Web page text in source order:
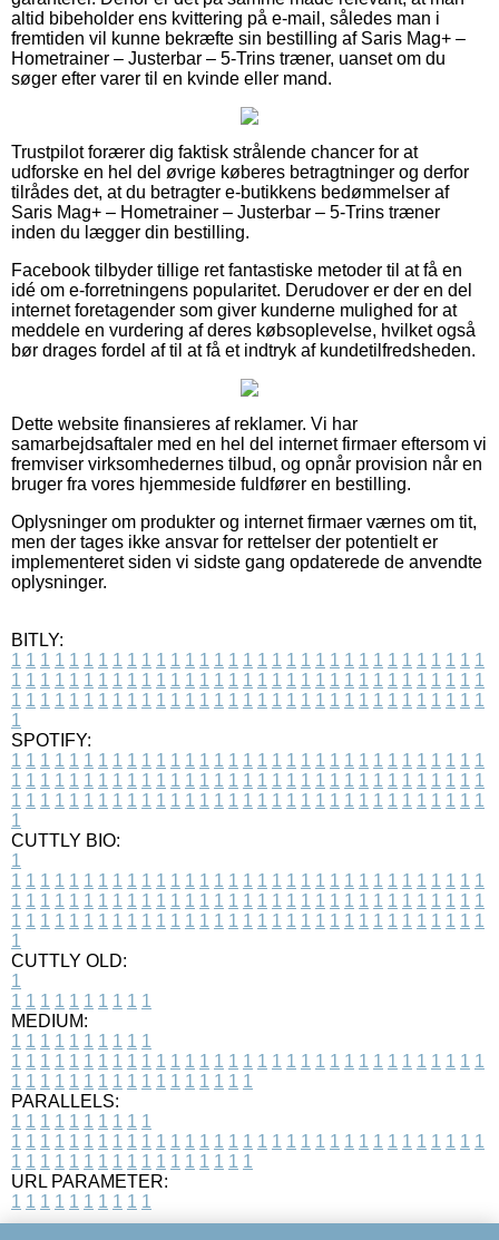
altid bibeholder ens kvittering på e-mail, således man i
fremtiden vil kunne bekræfte sin bestilling af Saris Mag+ –
Hometrainer – Justerbar – 5-Trins træner, uanset om du
søger efter varer til en kvinde eller mand.
Trustpilot forærer dig faktisk strålende chancer for at
udforske en hel del øvrige køberes betragtninger og derfor
tilrådes det, at du betragter e-butikkens bedømmelser af
Saris Mag+ – Hometrainer – Justerbar – 5-Trins træner
inden du lægger din bestilling.
Facebook tilbyder tillige ret fantastiske metoder til at få en
idé om e-forretningens popularitet. Derudover er der en del
internet foretagender som giver kunderne mulighed for at
meddele en vurdering af deres købsoplevelse, hvilket også
bør drages fordel af til at få et indtryk af kundetilfredsheden.
Dette website finansieres af reklamer. Vi har
samarbejdsaftaler med en hel del internet firmaer eftersom vi
fremviser virksomhedernes tilbud, og opnår provision når en
bruger fra vores hjemmeside fuldfører en bestilling.
Oplysninger om produkter og internet firmaer værnes om tit,
men der tages ikke ansvar for rettelser der potentielt er
implementeret siden vi sidste gang opdaterede de anvendte
oplysninger.
BITLY:
1 1 1 1 1 1 1 1 1 1 1 1 1 1 1 1 1 1 1 1 1 1 1 1 1 1 1 1 1 1 1 1 1
1 1 1 1 1 1 1 1 1 1 1 1 1 1 1 1 1 1 1 1 1 1 1 1 1 1 1 1 1 1 1 1 1
1 1 1 1 1 1 1 1 1 1 1 1 1 1 1 1 1 1 1 1 1 1 1 1 1 1 1 1 1 1 1 1 1
1
SPOTIFY:
1 1 1 1 1 1 1 1 1 1 1 1 1 1 1 1 1 1 1 1 1 1 1 1 1 1 1 1 1 1 1 1 1
1 1 1 1 1 1 1 1 1 1 1 1 1 1 1 1 1 1 1 1 1 1 1 1 1 1 1 1 1 1 1 1 1
1 1 1 1 1 1 1 1 1 1 1 1 1 1 1 1 1 1 1 1 1 1 1 1 1 1 1 1 1 1 1 1 1
1
CUTTLY BIO:
1
1 1 1 1 1 1 1 1 1 1 1 1 1 1 1 1 1 1 1 1 1 1 1 1 1 1 1 1 1 1 1 1 1
1 1 1 1 1 1 1 1 1 1 1 1 1 1 1 1 1 1 1 1 1 1 1 1 1 1 1 1 1 1 1 1 1
1 1 1 1 1 1 1 1 1 1 1 1 1 1 1 1 1 1 1 1 1 1 1 1 1 1 1 1 1 1 1 1 1
1
CUTTLY OLD:
1
1 1 1 1 1 1 1 1 1 1
MEDIUM:
1 1 1 1 1 1 1 1 1 1
1 1 1 1 1 1 1 1 1 1 1 1 1 1 1 1 1 1 1 1 1 1 1 1 1 1 1 1 1 1 1 1 1
1 1 1 1 1 1 1 1 1 1 1 1 1 1 1 1 1
PARALLELS:
1 1 1 1 1 1 1 1 1 1
1 1 1 1 1 1 1 1 1 1 1 1 1 1 1 1 1 1 1 1 1 1 1 1 1 1 1 1 1 1 1 1 1
1 1 1 1 1 1 1 1 1 1 1 1 1 1 1 1 1
URL PARAMETER:
1 1 1 1 1 1 1 1 1 1